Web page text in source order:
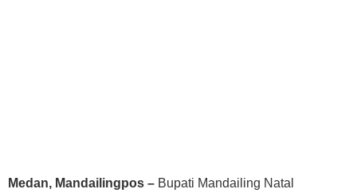
Medan, Mandailingpos – Bupati Mandailing Natal